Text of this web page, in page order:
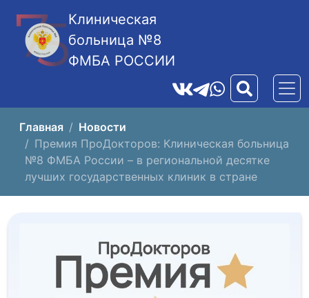
Клиническая
больница №8
ФМБА РОССИИ
Главная
Новости
Премия ПроДокторов: Клиническая больница
№8 ФМБА России – в региональной десятке
лучших государственных клиник в стране